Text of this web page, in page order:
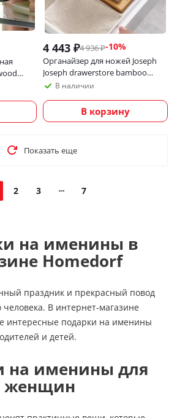
4 443 ₽4 936₽-10%
Органайзер для ножей Joseph
Joseph drawerstore bamboo
деревянный
В наличии
В корзину
Показать еще
2 3 7
на именины в
Homedorf
праздник и прекрасный повод
человека. В интернет-магазине
интересные подарки на именины
и детей.
на именины для
женщин